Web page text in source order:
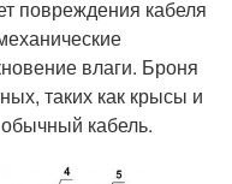
повреждения кабеля
влаги. Броня
таких как крысы и
кабель.